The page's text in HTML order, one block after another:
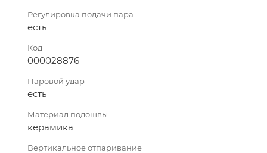
Регулировка подачи пара
есть
Код
000028876
Паровой удар
есть
Материал подошвы
керамика
Вертикальное отпаривание